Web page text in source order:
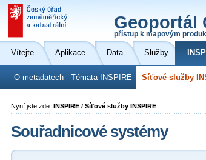
Geoportál
přístup k mapovým
Vítejte Aplikace Data Služby
O metadatech Témata INSPIRE Síťové služby
Nyní jste zde: INSPIRE / Síťové služby INSPIRE
Souřadnicové systémy